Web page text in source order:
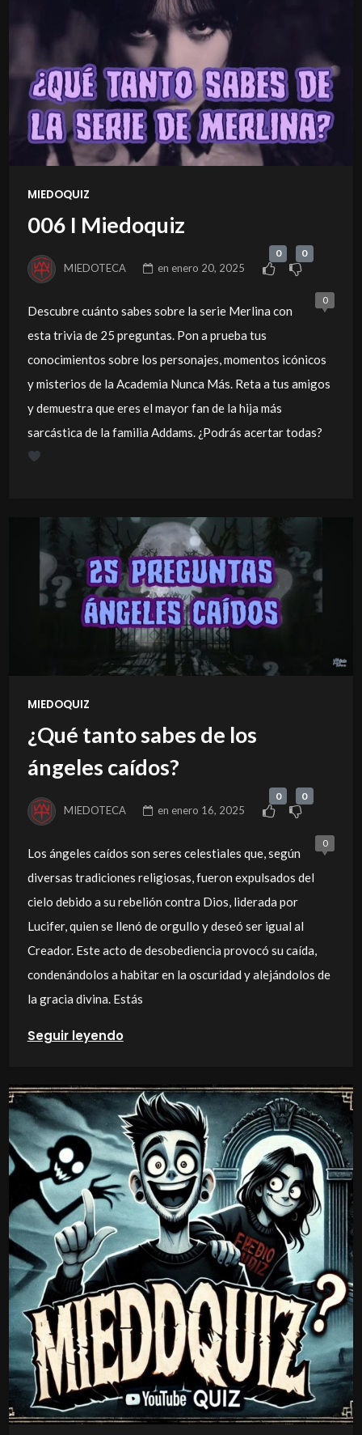
MIEDOQUIZ
006 I Miedoquiz
MIEDOTECA en enero 20, 2025
0 0
0
Descubre cuánto sabes sobre la serie Merlina con
esta trivia de 25 preguntas. Pon a prueba tus
conocimientos sobre los personajes, momentos icónicos
y misterios de la Academia Nunca Más. Reta a tus amigos
y demuestra que eres el mayor fan de la hija más
sarcástica de la familia Addams. ¿Podrás acertar todas?
MIEDOQUIZ
¿Qué tanto sabes de los
ángeles caídos?
MIEDOTECA en enero 16, 2025
0 0
0
Los ángeles caídos son seres celestiales que, según
diversas tradiciones religiosas, fueron expulsados del
cielo debido a su rebelión contra Dios, liderada por
Lucifer, quien se llenó de orgullo y deseó ser igual al
Creador. Este acto de desobediencia provocó su caída,
condenándolos a habitar en la oscuridad y alejándolos de
la gracia divina. Estás
Seguir leyendo